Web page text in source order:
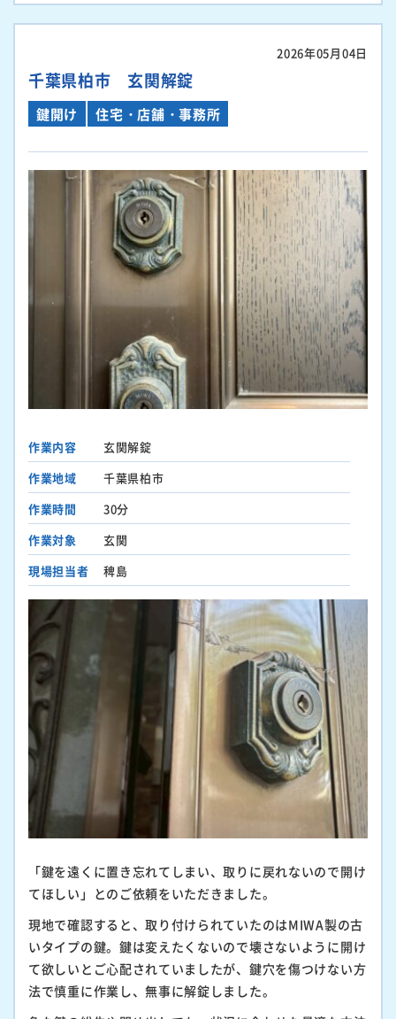
2026年05月04日
千葉県柏市 玄関解錠
鍵開け 住宅・店舗・事務所
作業内容
玄関解錠
作業地域
千葉県柏市
作業時間
30分
作業対象
玄関
現場担当者
稗島
「鍵を遠くに置き忘れてしまい、取りに戻れないので開け
てほしい」とのご依頼をいただきました。
現地で確認すると、取り付けられていたのはMIWA製の古
いタイプの鍵。鍵は変えたくないので壊さないように開け
て欲しいとご心配されていましたが、鍵穴を傷つけない方
法で慎重に作業し、無事に解錠しました。